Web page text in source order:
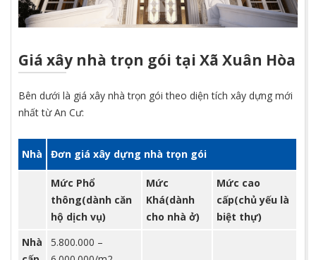
Giá xây nhà trọn gói tại Xã Xuân Hòa
Bên dưới là giá xây nhà trọn gói theo diện tích xây dựng mới
nhất từ An Cư:
Nhà Đơn giá xây dựng nhà trọn gói
Mức Phổ
thông(dành căn
hộ dịch vụ)
Mức
Khá(dành
cho nhà ở)
Mức cao
cấp(chủ yếu là
biệt thự)
Nhà
5.800.000 –